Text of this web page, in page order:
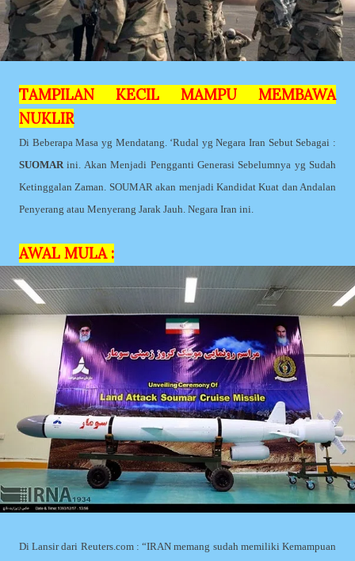
TAMPILAN KECIL MAMPU MEMBAWA
NUKLIR
Di Beberapa Masa yg Mendatang. ‘Rudal yg Negara Iran Sebut Sebagai :
SUOMARini. Akan Menjadi Pengganti Generasi Sebelumnya yg Sudah
Ketinggalan Zaman. SOUMAR akan menjadi Kandidat Kuat dan Andalan
Penyerang atau Menyerang Jarak Jauh. Negara Iran ini.
AWAL MULA :
Di Lansir dari Reuters.com : “IRAN memang sudah memiliki Kemampuan